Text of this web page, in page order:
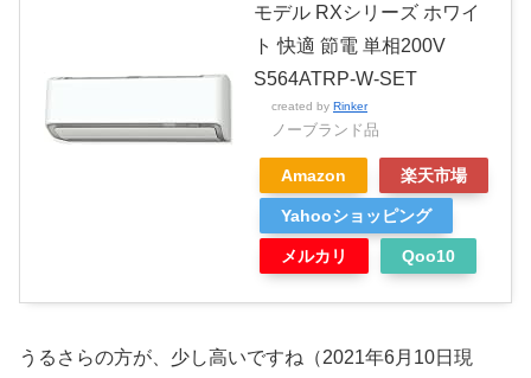
モデル RXシリーズ ホワイ
ト 快適 節電 単相200V
S564ATRP-W-SET
created by Rinker
ノーブランド品
Amazon 楽天市場
Yahooショッピング
メルカリ Qoo10
うるさらの方が、少し高いですね（2021年6月10日現